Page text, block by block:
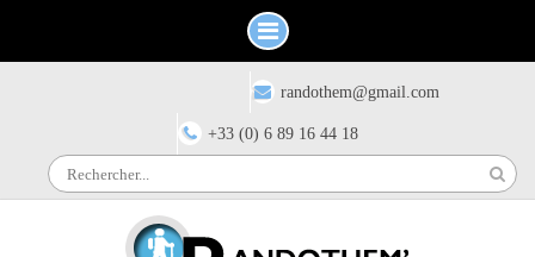
randothem@gmail.com
+33 (0) 6 89 16 44 18
for: